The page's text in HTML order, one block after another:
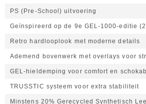
PS (Pre-School) uitvoering
Geïnspireerd op de 9e GEL-1000-editie
Retro hardlooplook met moderne details
Ademend bovenwerk met overlays voor
GEL-hieldemping voor comfort en
TRUSSTIC systeem voor extra stabiliteit
Minstens 20% Gerecycled Synthetisch